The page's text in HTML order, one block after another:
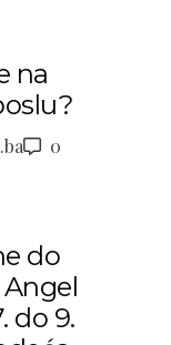
na
0
do
Angel
do 9.